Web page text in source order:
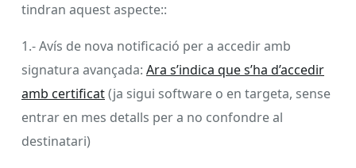
tindran aquest aspecte::
1.- Avís de nova notificació per a accedir amb
signatura avançada: Ara s’indica que s’ha d’accedir
amb certificat(ja sigui software o en targeta, sense
entrar en mes detalls per a no confondre al
destinatari)